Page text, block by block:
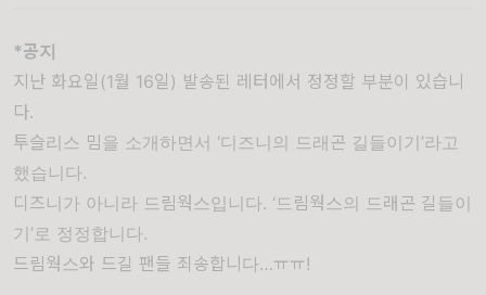
*공지
지난 화요일(1월 16일) 발송된 레터에서 정정할 부분이 있습니
다.
투슬리스 밈을 소개하면서 ‘디즈니의 드래곤 길들이기’라고
했습니다.
디즈니가 아니라 드림웍스입니다. ‘드림웍스의 드래곤 길들이
기’로 정정합니다.
드림웍스와 드길 팬들 죄송합니다…ㅠㅠ!